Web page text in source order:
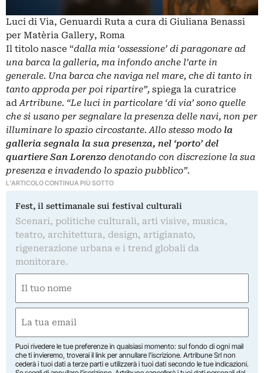
Luci di Via, Genuardi Ruta a cura di Giuliana Benassi
per Matèria Gallery, Roma
Il titolo nasce “dalla mia ‘ossessione’ di paragonare ad
una barca la galleria, ma infondo anche l’arte in
generale. Una barca che naviga nel mare, che di tanto in
tanto approda per poi ripartire”, spiega la curatrice
adArtribune. “Le luci in particolare ‘di via’ sono quelle
che si usano per segnalare la presenza delle navi, non per
illuminare lo spazio circostante. Allo stesso modo la
galleria segnala la sua presenza, nel ‘porto’ del
quartiere San Lorenzo denotando con discrezione la sua
presenza e invadendo lo spazio pubblico”.
L'ARTICOLO CONTINUA PIÙ SOTTO
Fest, il settimanale sui festival culturali
Scenari, politiche culturali, arti visive, musica,
teatro, architettura, design, artigianato,
rigenerazione urbana e i trend globali da
monitorare.
(Obbligatorio)
(Obbligatorio)
Puoi rivedere le tue preferenze in qualsiasi momento: sul fondo di ogni mail
che ti invieremo, troverai il link per annullare l’iscrizione. Artribune Srl non
cederà i tuoi dati a terze parti e utilizzerà i tuoi dati secondo le tue indicazioni.